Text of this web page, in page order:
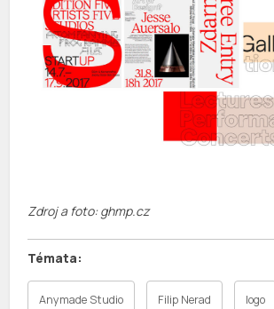
Zdroj a foto:ghmp.cz
Anymade Studio Filip Nerad logo